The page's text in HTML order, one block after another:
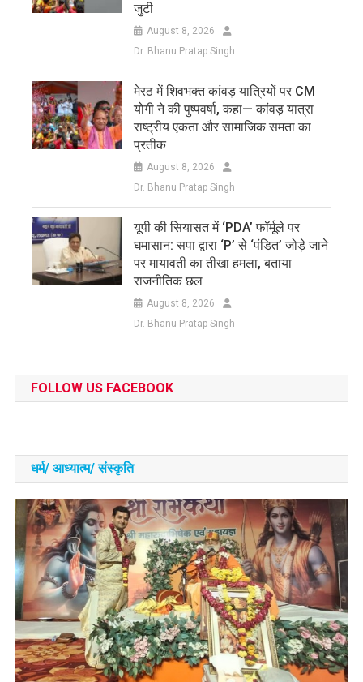
जुटी
August 8, 2026
Dr. Bhanu Pratap Singh
मेरठ में शिवभक्त कांवड़ यात्रियों पर CM
योगी ने की पुष्पवर्षा, कहा— कांवड़ यात्रा
राष्ट्रीय एकता और सामाजिक समता का
प्रतीक
August 8, 2026
Dr. Bhanu Pratap Singh
यूपी की सियासत में ‘PDA’ फॉर्मूले पर
घमासान: सपा द्वारा ‘P’ से ‘पंडित’ जोड़े जाने
पर मायावती का तीखा हमला, बताया
राजनीतिक छल
August 8, 2026
Dr. Bhanu Pratap Singh
FOLLOW US FACEBOOK
धर्म/ आध्‍यात्‍म/ संस्‍कृति